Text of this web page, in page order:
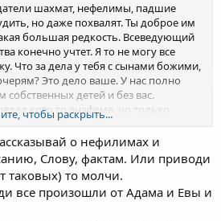
шахмат, нефелимы, падшие
но даже похвалят. Ты доброе им
большая редкость. Всеведующий
конечно учтет. Я то не могу все
Что за дела у тебя с сынами божими,
Это дело ваше. У нас полно
детей и без вас.
кого то анафеме, но только
с любопытством ребенка,
чтобы раскрыть...
о нефилимах и
Слову, фактам. Или приводи
таковых) то молчи.
все произошли от Адама и Евы и